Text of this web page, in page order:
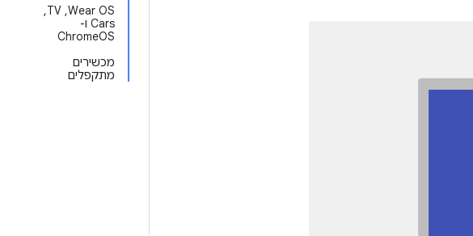
Wear OS,‏ TV,‏
Cars ו-
ChromeOS
מכשירים
מתקפלים